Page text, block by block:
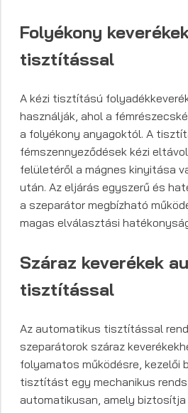
Folyékony
tisztítással
A kézi tisztítású
használják, ahol a
a folyékony anyagoktól. A
fémszennyeződések kézi
felületéről a mágnes kinyitása
után. Az eljárás egyszerű és
a szeparátor megbízható
magas elválasztási
Száraz keverékek
tisztítással
Az automatikus tisztítással
szeparátorok száraz
folyamatos működésre, kezelői
tisztítást egy mechanikus
automatikusan, amely biztosítja